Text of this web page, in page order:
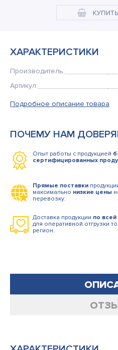
ХАРАКТЕРИСТИКИ
Производитель:
Артикул:
Подробное описание товара
ПОЧЕМУ НАМ
Опыт работы с продукцией
сертифицированных
Прямые поставки
максимально низкие цены
перевозку.
Доставка продукции по
для оперативной отгрузки
регион.